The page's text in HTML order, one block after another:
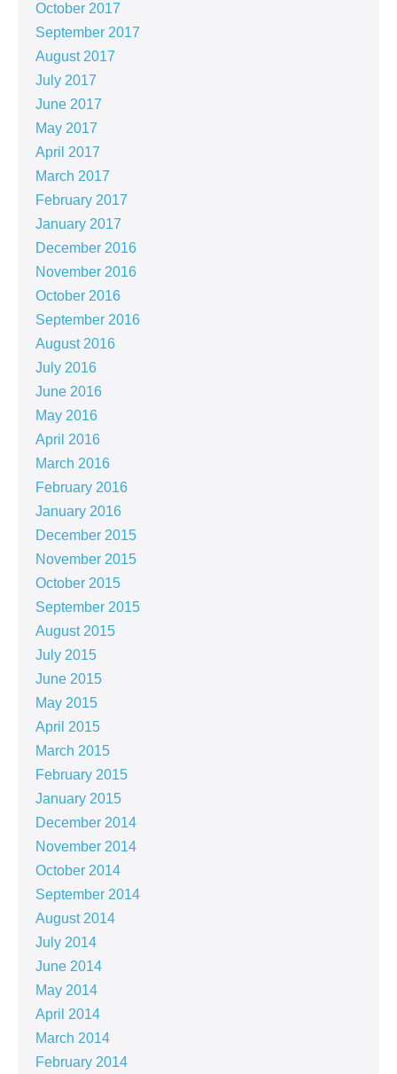
October 2017
September 2017
August 2017
July 2017
June 2017
May 2017
April 2017
March 2017
February 2017
January 2017
December 2016
November 2016
October 2016
September 2016
August 2016
July 2016
June 2016
May 2016
April 2016
March 2016
February 2016
January 2016
December 2015
November 2015
October 2015
September 2015
August 2015
July 2015
June 2015
May 2015
April 2015
March 2015
February 2015
January 2015
December 2014
November 2014
October 2014
September 2014
August 2014
July 2014
June 2014
May 2014
April 2014
March 2014
February 2014